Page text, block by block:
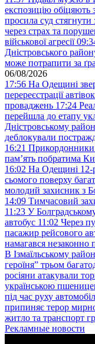
експозицію обіцяють
просила суд стягнути
через страх та
військової агресії
Дністровського
може потрапити за
06/08/2026
17:56 На Одещині
перереєстрації
проваджень 17:24
перейшла до етапу
Дністровському
деблокували
16:21 Прикордонники
пам’ять побратима
16:02 На Одещині 12-
сьомого поверху
молодий захисник з
14:09 Тимчасовий
11:23 У
автобус 11:02 Через
пасажир рейсового
намагався незаконно
В Ізмаїльському
героїня” трьом
росіяни атакували
українською
під час руху
припиняє терор
житло та транспорт
Рекламные новости